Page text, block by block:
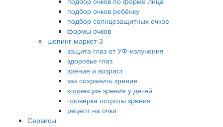
подбор очков ребёнку
подбор солнцезащитных очков
формы очков
шопинг-маркет-3
защита глаз от УФ-излучения
здоровье глаз
зрение и возраст
как сохранить зрение
коррекция зрения у детей
проверка остроты зрения
рецепт на очки
Сервисы